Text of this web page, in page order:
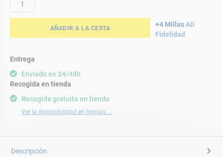
AÑADIR A LA CESTA +4 MillasAD
Fidelidad
Entrega
Enviado en 24/48h
Recogida gratuita en tienda
Ver la disponibilidad en tiendas ...
Recogida en tienda
Descripción